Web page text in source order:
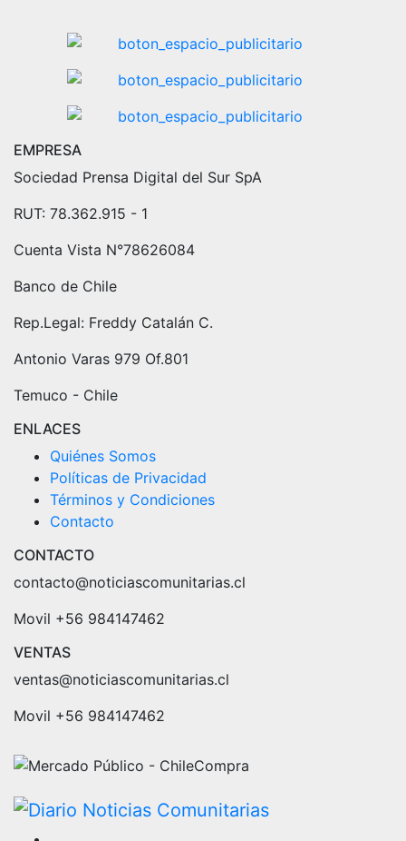
EMPRESA
Sociedad Prensa Digital del Sur SpA
RUT: 78.362.915 - 1
Cuenta Vista N°78626084
Banco de Chile
Rep.Legal: Freddy Catalán C.
Antonio Varas 979 Of.801
Temuco - Chile
ENLACES
Quiénes Somos
Políticas de Privacidad
Términos y Condiciones
Contacto
CONTACTO
contacto@noticiascomunitarias.cl
Movil +56 984147462
VENTAS
ventas@noticiascomunitarias.cl
Movil +56 984147462